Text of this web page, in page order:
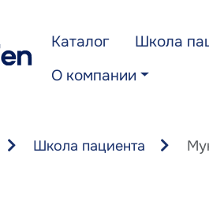
Каталог Школа
О компании
Школа пациента